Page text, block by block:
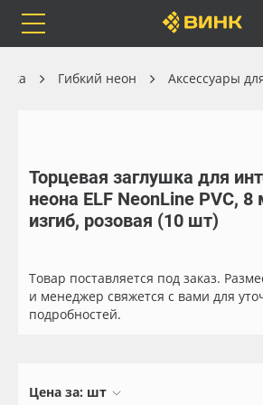
Каталог
Orafol
Бренды
Доставка
Весь каталог
Рулонные материалы
Самоклеящиеся плёнки
Листовые материалы
Гибкий неон Аксессуары
Торцевая заглушка для
неона ELF NeonLine PVC,
изгиб, розовая (10 шт)
Товар поставляется под заказ.
и менеджер свяжется с вами для
подробностей.
Цена за: шт